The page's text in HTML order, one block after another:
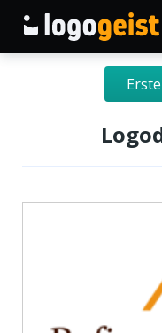
Logo Erstellen
KI Logo
Logo Ideen
Blog